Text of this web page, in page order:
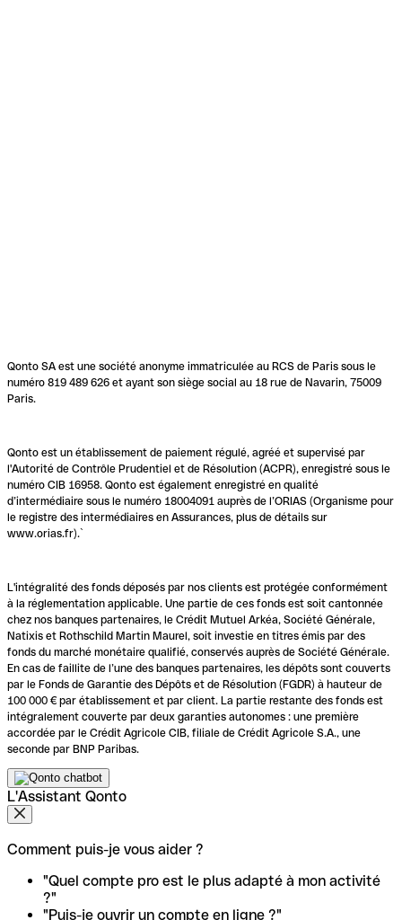
Qonto SA est une société anonyme immatriculée au RCS de Paris sous le
numéro 819 489 626 et ayant son siège social au 18 rue de Navarin, 75009
Paris.
Qonto est un établissement de paiement régulé, agréé et supervisé par
l'Autorité de Contrôle Prudentiel et de Résolution (ACPR), enregistré sous le
numéro CIB 16958. Qonto est également enregistré en qualité
d’intermédiaire sous le numéro 18004091 auprès de l’ORIAS (Organisme pour
le registre des intermédiaires en Assurances, plus de détails sur
www.orias.fr).`
L'intégralité des fonds déposés par nos clients est protégée conformément
à la réglementation applicable. Une partie de ces fonds est soit cantonnée
chez nos banques partenaires, le Crédit Mutuel Arkéa, Société Générale,
Natixis et Rothschild Martin Maurel, soit investie en titres émis par des
fonds du marché monétaire qualifié, conservés auprès de Société Générale.
En cas de faillite de l’une des banques partenaires, les dépôts sont couverts
par le Fonds de Garantie des Dépôts et de Résolution (FGDR) à hauteur de
100 000 € par établissement et par client. La partie restante des fonds est
intégralement couverte par deux garanties autonomes : une première
accordée par le Crédit Agricole CIB, filiale de Crédit Agricole S.A., une
seconde par BNP Paribas.
L'Assistant Qonto
Comment puis-je vous aider ?
"Quel compte pro est le plus adapté à mon activité
?"
"Puis-je ouvrir un compte en ligne ?"